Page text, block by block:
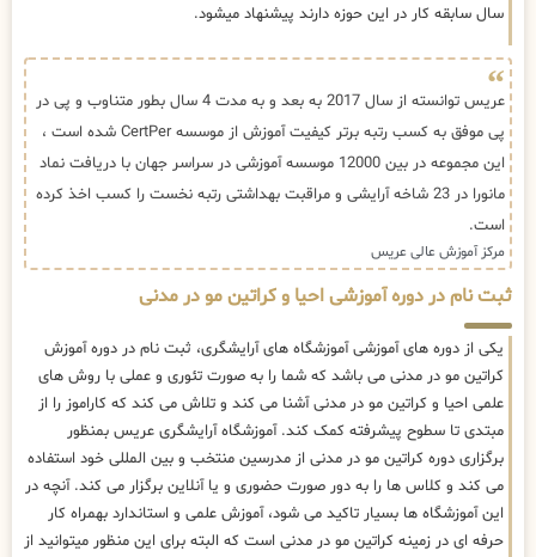
سال سابقه کار در این حوزه دارند پیشنهاد میشود.
عریس توانسته از سال 2017 به بعد و به مدت 4 سال بطور متناوب و پی در
پی موفق به کسب رتبه برتر کیفیت آموزش از موسسه CertPer شده است ،
این مجموعه در بین 12000 موسسه آموزشی در سراسر جهان با دریافت نماد
مانورا در 23 شاخه آرایشی و مراقبت بهداشتی رتبه نخست را کسب اخذ کرده
است.
مرکز آموزش عالی عریس
ثبت نام در دوره آموزشی احیا و کراتین مو در مدنی
یکی از دوره های آموزشی آموزشگاه های آرایشگری، ثبت نام در دوره آموزش
کراتین مو در مدنی می باشد که شما را به صورت تئوری و عملی با روش های
علمی احیا و کراتین مو در مدنی آشنا می کند و تلاش می کند که کاراموز را از
مبتدی تا سطوح پیشرفته کمک کند. آموزشگاه آرایشگری عریس بمنظور
برگزاری دوره کراتین مو در مدنی از مدرسین منتخب و بین المللی خود استفاده
می کند و کلاس ها را به دور صورت حضوری و یا آنلاین برگزار می کند. آنچه در
این آموزشگاه ها بسیار تاکید می شود، آموزش علمی و استاندارد بهمراه کار
حرفه ای در زمینه کراتین مو در مدنی است که البته برای این منظور میتوانید از